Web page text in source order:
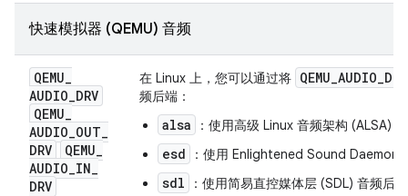
快速模拟器 (QEMU) 音频
QEMU_
AUDIO_DRV
QEMU_
AUDIO_OUT_
DRV
QEMU_
AUDIO_IN_
DRV
在 Linux 上，您可以通过将 QEMU_AUDIO_DRV
频后端：
alsa ：使用高级 Linux 音频架构 (ALSA)
esd ：使用 Enlightened Sound Daemon
sdl ：使用简易直控媒体层 (SDL) 音频后